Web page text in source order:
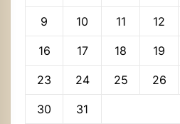
9 10 11 12
16 17 18 19
23 24 25 26
30
31